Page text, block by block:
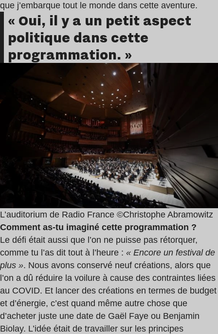
que j’embarque tout le monde dans cette aventure.
« Oui, il y a un petit aspect
politique dans cette
programmation. »
L’auditorium de Radio France ©Christophe Abramowitz
Comment as-tu imaginé cette programmation ?
Le défi était aussi que l’on ne puisse pas rétorquer,
comme tu l’as dit tout à l’heure : « Encore un festival de
plus ». Nous avons conservé neuf créations, alors que
l’on a dû réduire la voilure à cause des contraintes liées
au COVID. Et lancer des créations en termes de budget
et d’énergie, c’est quand même autre chose que
d’acheter juste une date de Gaël Faye ou Benjamin
Biolay. L’idée était de travailler sur les principes